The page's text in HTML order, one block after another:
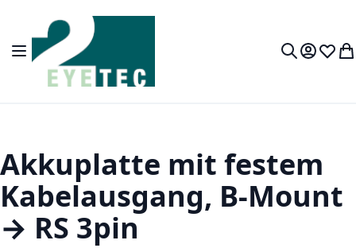
Zum Inhalt springen
Navigation umschalten Mein
Akkuplatte mit festem
Kabelausgang, B-Mount
→ RS 3pin